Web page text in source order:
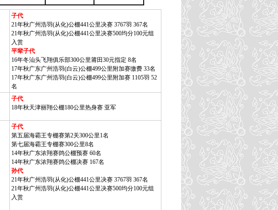
子代
21年秋广州浩羽(从化)公棚441公里决赛 3767羽 367名
21年秋广州浩羽(从化)公棚441公里决赛500均分100元组
入赏
平辈子代
16年冬汕头飞翔俱乐部300公里莆田30元指定 8名
17年秋广东广州浩羽(白云)公棚499公里附加赛缴费 33名
17年秋广东广州浩羽(白云)公棚499公里附加赛 1105羽 52
名
子代
18年秋天津丽翔公棚180公里热身赛 亚军
子代
第五届海霸王专棚赛第2关300公里1名
第七届海霸王专棚赛300公里8名
14年秋广东浓翔赛鸽公棚预赛 60名
14年秋广东浓翔赛鸽公棚决赛 167名
孙代
21年秋广州浩羽(从化)公棚441公里决赛 3767羽 367名
21年秋广州浩羽(从化)公棚441公里决赛500均分100元组
入赏